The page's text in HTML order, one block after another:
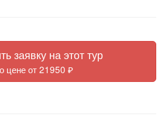
заявку на этот тур
цене от 21950 ₽